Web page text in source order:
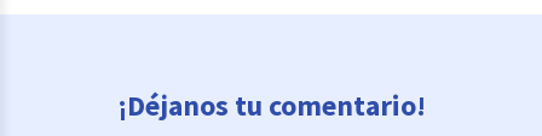
¡Déjanos tu comentario!